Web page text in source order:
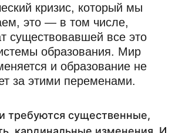
кризис, который мы
это — в том числе,
существовавшей все это
образования. Мир
и образование не
за этими переменами.
требуются существенные,